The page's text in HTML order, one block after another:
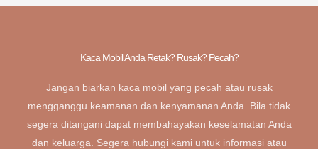
Kaca Mobil Anda Retak? Rusak? Pecah?
Jangan biarkan kaca mobil yang pecah atau rusak
mengganggu keamanan dan kenyamanan Anda. Bila tidak
segera ditangani dapat membahayakan keselamatan Anda
dan keluarga. Segera hubungi kami untuk informasi atau